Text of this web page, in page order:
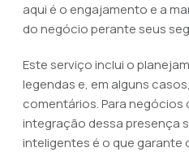
aqui é o engajamento e a
do negócio perante seus
Este serviço inclui o
legendas e, em alguns
comentários. Para negócios
integração dessa presença
inteligentes é o que garante